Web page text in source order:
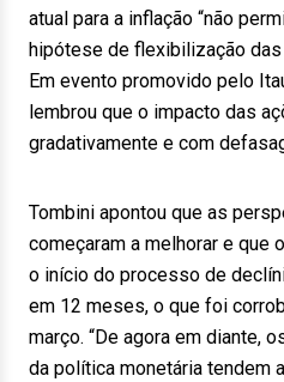
atual para a inflação “não
hipótese de flexibilização
Em evento promovido pelo
lembrou que o impacto das
gradativamente e com
Tombini apontou que as
começaram a melhorar e que
o início do processo de
em 12 meses, o que foi
março. “De agora em diante,
da política monetária tendem